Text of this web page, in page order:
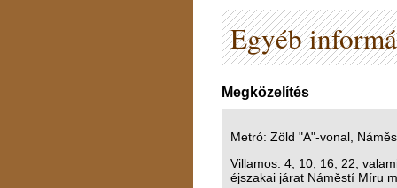
Egyéb
Megközelítés
Metró: Zöld "A"-vonal,
Villamos: 4, 10, 16, 22,
éjszakai járat Náměstí Míru